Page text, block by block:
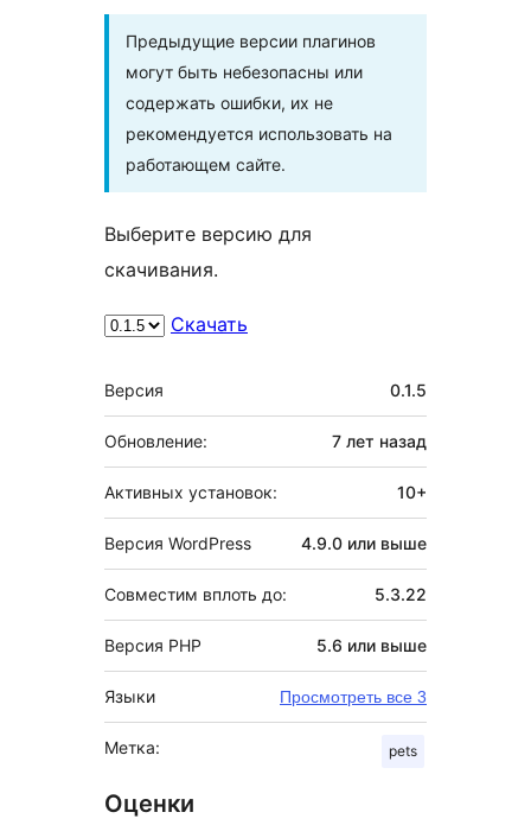
Предыдущие версии плагинов
могут быть небезопасны или
содержать ошибки, их не
рекомендуется использовать на
работающем сайте.
Выберите версию для
скачивания.
Скачать
Мета
Версия 0.1.5
Обновление: 7 лет назад
Активных установок: 10+
Версия WordPress 4.9.0 или выше
Совместим вплоть до: 5.3.22
Версия PHP 5.6 или выше
Языки Просмотреть все 3
Метка: pets
Оценки